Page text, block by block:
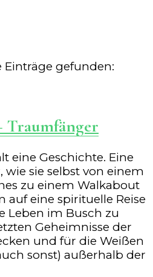
gefunden:
eine Geschichte. Eine
wie sie selbst von einem
zu einem Walkabout
auf eine spirituelle Reise
Leben im Busch zu
Geheimnisse der
und für die Weißen
sonst) außerhalb der